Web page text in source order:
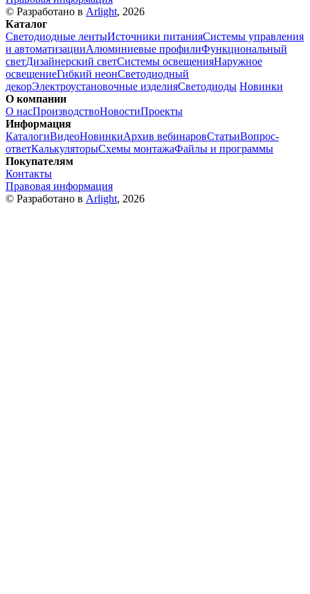
© Разработано в Arlight, 2026
Каталог
Светодиодные лентыИсточники питанияСистемы управления
и автоматизацииАлюминиевые профилиФункциональный
светДизайнерский светСистемы освещенияНаружное
освещениеГибкий неонСветодиодный
декорЭлектроустановочные изделияСветодиоды Новинки
О компании
О насПроизводствоНовостиПроекты
Информация
КаталогиВидеоНовинкиАрхив вебинаровСтатьиВопрос-
ответКалькуляторыСхемы монтажаФайлы и программы
Покупателям
Контакты
Правовая информация
© Разработано в Arlight, 2026